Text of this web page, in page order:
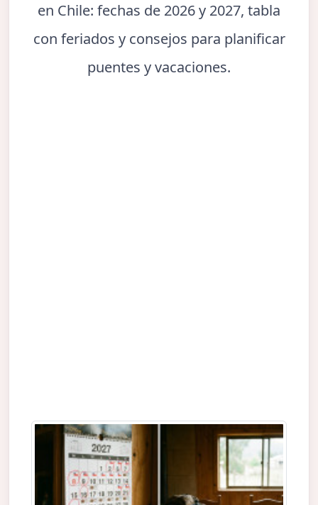
en Chile: fechas de 2026 y 2027, tabla
con feriados y consejos para planificar
puentes y vacaciones.